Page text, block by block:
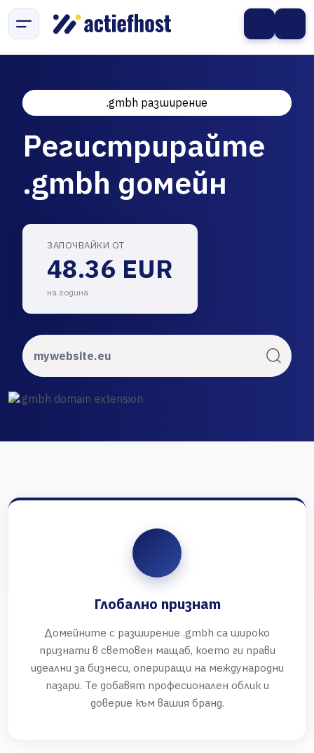
.gmbh разширение
Регистрирайте
.gmbh домейн
ЗАПОЧВАЙКИ ОТ
48.36 EUR
на година
Глобално признат
Домейните с разширение .gmbh са широко
признати в световен мащаб, което ги прави
идеални за бизнеси, опериращи на международни
пазари. Те добавят професионален облик и
доверие към вашия бранд.